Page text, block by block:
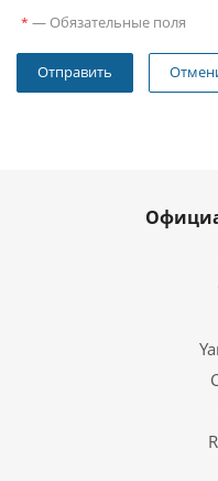
* — Обязательные поля